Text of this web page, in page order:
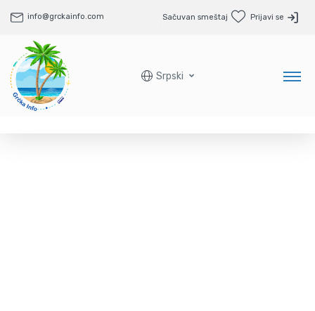
info@grckainfo.com Sačuvan smeštaj Prijavi se
Srpski